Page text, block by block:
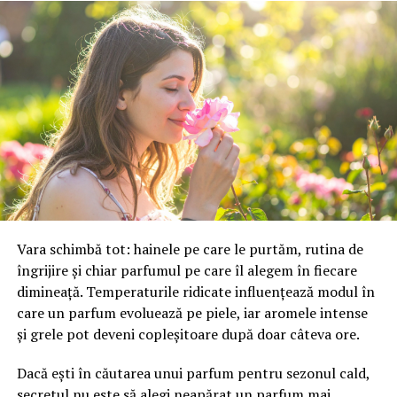
vizitatori să găsească rapid informațiile importante.
Acest lucru reduce rata de abandon și crește timpul
petrecut pe website.
În cazul magazinelor online, procesul de cumpărare
trebuie optimizat în permanență. Fiecare pas inutil
poate determina utilizatorii să renunțe la comandă.
Simplificarea formularului de checkout, afișarea clară a
informațiilor și integrarea unor metode de plată
eficiente contribuie la creșterea conversiilor.
Conținutul are un rol esențial în procesul de vânzare.
Descrierile bine redactate, paginile informative și
răspunsurile la întrebările frecvente ajută utilizatorii să
ia decizii mai rapide. În plus, conținutul de calitate
contribuie la dezvoltarea autorității brandului și la
consolidarea încrederii.
Vara schimbă tot: hainele pe care le purtăm, rutina de
îngrijire și chiar parfumul pe care îl alegem în fiecare
dimineață. Temperaturile ridicate influențează modul în
care un parfum evoluează pe piele, iar aromele intense
și grele pot deveni copleșitoare după doar câteva ore.
Dacă ești în căutarea unui parfum pentru sezonul cald,